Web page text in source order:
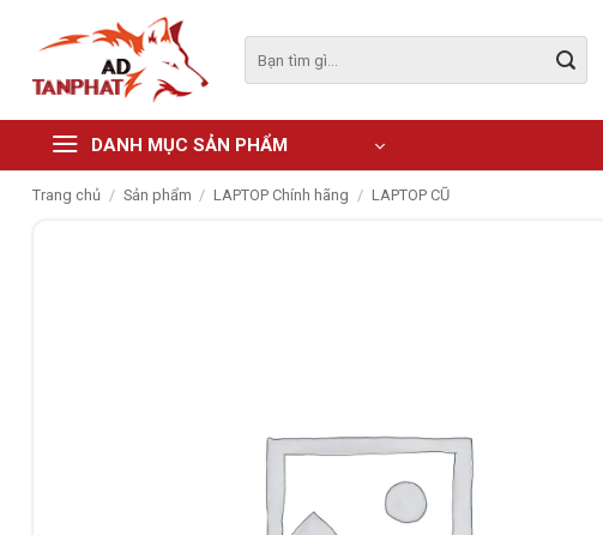
content
kiếm:
DANH MỤC SẢN PHẨM
Trang chủ / Sản phẩm / LAPTOP Chính hãng / LAPTOP CŨ